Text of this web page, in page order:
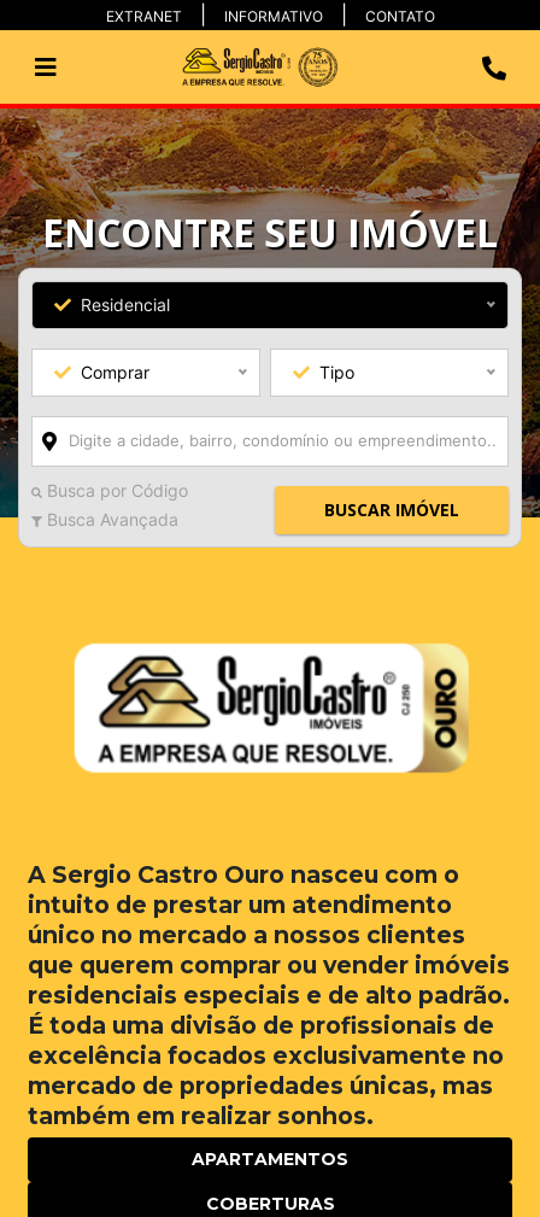
EXTRANET INFORMATIVO CONTATO
ENCONTRE SEU IMÓVEL
Residencial
Comprar Tipo
Busca por Código
Busca Avançada
BUSCAR IMÓVEL
A Sergio Castro Ouro nasceu com o
intuito de prestar um atendimento
único no mercado a nossos clientes
que querem comprar ou vender imóveis
residenciais especiais e de alto padrão.
É toda uma divisão de profissionais de
excelência focados exclusivamente no
mercado de propriedades únicas, mas
também em realizar sonhos.
APARTAMENTOS
COBERTURAS